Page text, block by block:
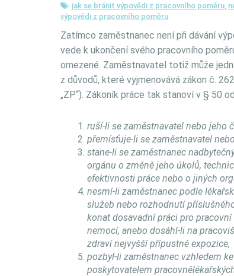
jak se bránit výpovědi z pracovního poměru,
výpovědi z pracovního poměru
Zatímco zaměstnanec není při dávání
vede k ukončení svého pracovního
omezené. Zaměstnavatel totiž může
z důvodů, které vyjmenovává zákon č.
„ZP“). Zákoník práce tak stanoví v § 50
ruší-li se zaměstnavatel nebo jeho
přemísťuje-li se zaměstnavatel
stane-li se zaměstnanec
orgánu o změně jeho úkolů,
efektivnosti práce nebo o jiných
nesmí-li zaměstnanec podle
služeb nebo rozhodnutí
konat dosavadní práci pro
nemocí, anebo dosáhl-li na
zdraví nejvyšší přípustné expozice,
pozbyl-li zaměstnanec vzhledem
poskytovatelem